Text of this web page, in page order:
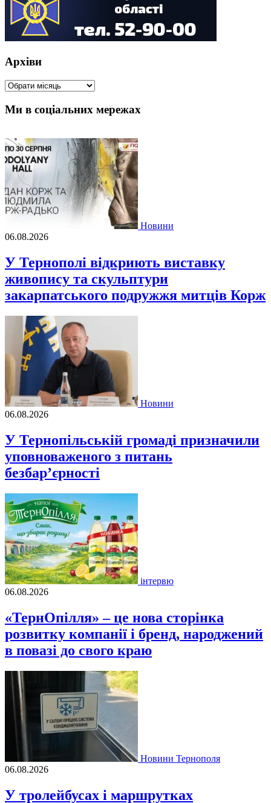
Архіви
Архіви
Ми в соціальних мережах
Новини
06.08.2026
У Тернополі відкриють виставку
живопису та скульптури
закарпатського подружжя митців Корж
Новини
06.08.2026
У Тернопільській громаді призначили
уповноваженого з питань
безбар’єрності
інтервю
06.08.2026
«ТернОпілля» – це нова сторінка
розвитку компанії і бренд, народжений
в повазі до свого краю
Новини Тернополя
06.08.2026
У тролейбусах і маршрутках